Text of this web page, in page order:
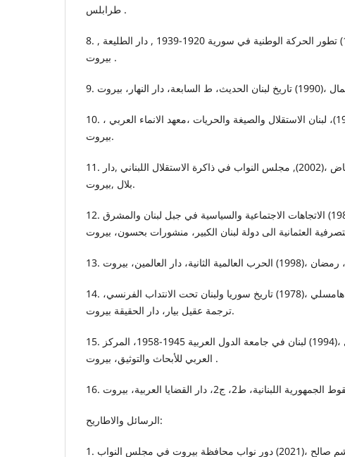
طرابلس .
8. قرقوط , ذوقان (1975) تطور الحركة الوطنية في سورية 1920-1939 , دار الطليعة ,
بيروت .
10. ظاهر، مسعود ،(1977)، لبنان الاستقلال والصيغة والحريات ،معهد الانماء العربي ،
بيروت.
11. ظاهر، عدنان و غنام ،رياض ،(2002), مجلس النواب في ذاكرة الاستقلال اللبناني ,دار
بلال ,بيروت.
12. كوثراني، وجيه ،(1986) الاتجاهات الاجتماعية والسياسية في جبل لبنان والمشرق
14. لونكريك ،ستيفن هامسلي ،(1978) تاريخ سوريا ولبنان تحت الانتداب الفرنسي،
ترجمة عقيل بيار، دار الحقيقة بيروت.
15. محمد، احمد خليل ،(1994) لبنان في جامعة الدول العربية 1945-1958، المركز
العربي للأبحاث والتوثيق، بيروت .
الرسائل والاطاريح:
1. الدلفي،قاسم هاشم صالح ،(2021) دور نواب محافظة بيروت في مجلس النواب